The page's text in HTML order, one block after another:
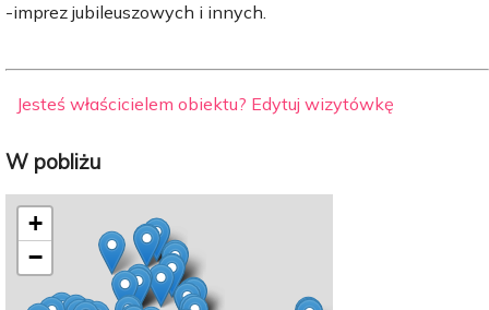
-imprez jubileuszowych i innych.
Jesteś właścicielem obiektu? Edytuj wizytówkę
W pobliżu
+
−